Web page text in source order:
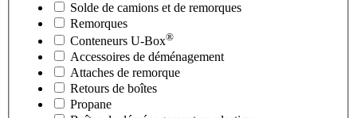
Solde de camions et de remorques
Remorques
Conteneurs U-Box®
Accessoires de déménagement
Attaches de remorque
Retours de boîtes
Propane